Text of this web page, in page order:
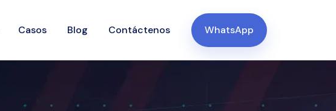
Casos Blog Contáctenos WhatsApp